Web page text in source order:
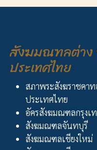
สังฆมณฑลต่าง
ประเทศไทย
สภาพระสังฆราชคา
ประเทศไทย
อัครสังฆมณฑลกรุงเ
สังฆมณฑลจันทบุรี
สังฆมณฑลเชียงใหม่